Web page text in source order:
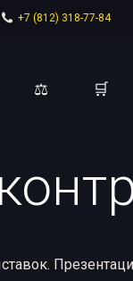
+7 (812) 318-77-84
⚖ 🛒